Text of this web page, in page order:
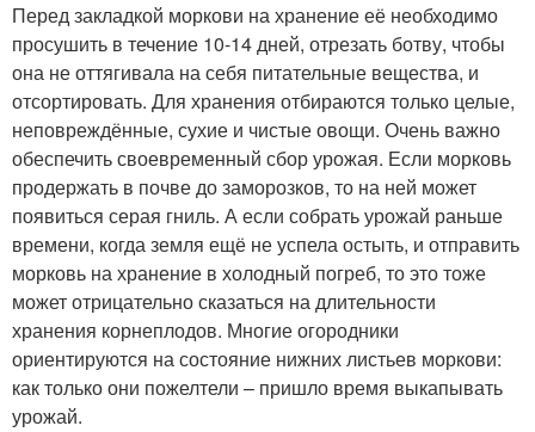
Перед закладкой моркови на хранение её необходимо
просушить в течение 10-14 дней, отрезать ботву, чтобы
она не оттягивала на себя питательные вещества, и
отсортировать. Для хранения отбираются только целые,
неповреждённые, сухие и чистые овощи. Очень важно
обеспечить своевременный сбор урожая. Если морковь
продержать в почве до заморозков, то на ней может
появиться серая гниль. А если собрать урожай раньше
времени, когда земля ещё не успела остыть, и отправить
морковь на хранение в холодный погреб, то это тоже
может отрицательно сказаться на длительности
хранения корнеплодов. Многие огородники
ориентируются на состояние нижних листьев моркови:
как только они пожелтели – пришло время выкапывать
урожай.